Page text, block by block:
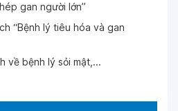
gan người lớn”
“Bệnh lý tiêu hóa và gan
về bệnh lý sỏi mật,...